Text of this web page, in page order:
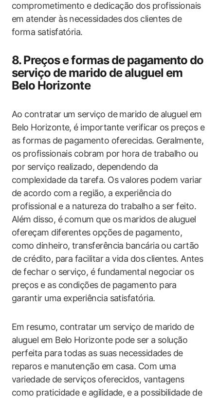
comprometimento e dedicação dos profissionais
em atender às necessidades dos clientes de
forma satisfatória.
8. Preços e formas de pagamento do
serviço de marido de aluguel em
Belo Horizonte
Ao contratar um serviço de marido de aluguel em
Belo Horizonte, é importante verificar os preços e
as formas de pagamento oferecidas. Geralmente,
os profissionais cobram por hora de trabalho ou
por serviço realizado, dependendo da
complexidade da tarefa. Os valores podem variar
de acordo com a região, a experiência do
profissional e a natureza do trabalho a ser feito.
Além disso, é comum que os maridos de aluguel
ofereçam diferentes opções de pagamento,
como dinheiro, transferência bancária ou cartão
de crédito, para facilitar a vida dos clientes. Antes
de fechar o serviço, é fundamental negociar os
preços e as condições de pagamento para
garantir uma experiência satisfatória.
Em resumo, contratar um serviço de marido de
aluguel em Belo Horizonte pode ser a solução
perfeita para todas as suas necessidades de
reparos e manutenção em casa. Com uma
variedade de serviços oferecidos, vantagens
como praticidade e agilidade, e a possibilidade de